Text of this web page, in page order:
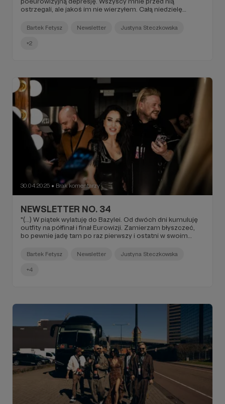
ostrzegali, ale jakoś im nie wierzyłem. Całą niedzielę
skrzynkach w social mediach i były to najpiękniejsze
wiadomości jakie człowiek sobie może wyobrazić (...)".
Bartek Fetysz Newsletter Justyna Steczkowska
+2
30.04.2025 ● Brak komentarzy
NEWSLETTER NO. 34
"(...) W piątek wylatuję do Bazylei. Od dwóch dni kumuluję
outfity na półfinał i finał Eurowizji. Zamierzam błyszczeć,
bo pewnie jadę tam po raz pierwszy i ostatni w swoim
żeby wyczarowała dla mnie coś tak zajebistego, że
wszystkich popierdoli. Paczka przyszła dzisiaj (...)".
Bartek Fetysz Newsletter Justyna Steczkowska
+4